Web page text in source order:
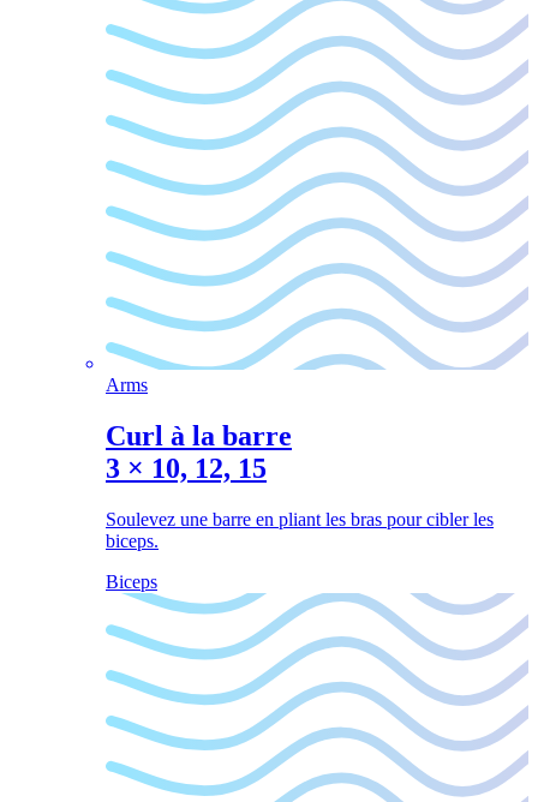
Arms
Curl à la barre
3 × 10, 12, 15
Soulevez une barre en pliant les bras pour cibler les
biceps.
Biceps